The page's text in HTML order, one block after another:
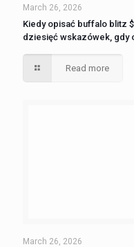
March 26, 2026
Kiedy opisać buffalo blitz
dziesięć wskazówek, gdy
Read more
March 26, 2026